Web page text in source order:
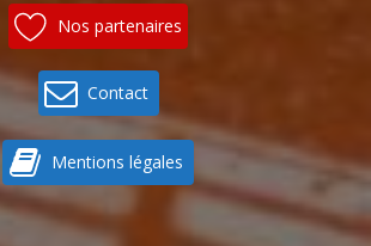
Nos partenaires
Contact
Mentions légales